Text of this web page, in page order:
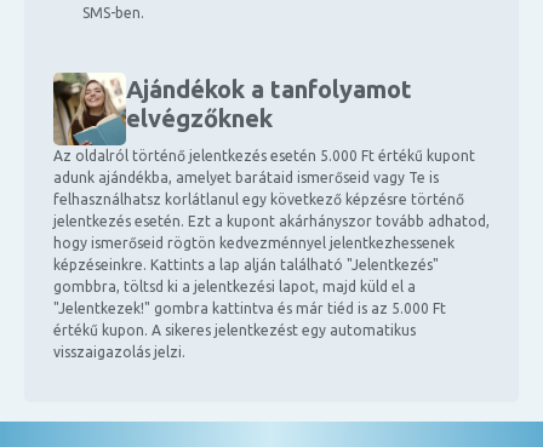
SMS-ben.
Ajándékok a tanfolyamot
elvégzőknek
Az oldalról történő jelentkezés esetén 5.000 Ft értékű kupont
adunk ajándékba, amelyet barátaid ismerőseid vagy Te is
felhasználhatsz korlátlanul egy következő képzésre történő
jelentkezés esetén. Ezt a kupont akárhányszor tovább adhatod,
hogy ismerőseid rögtön kedvezménnyel jelentkezhessenek
képzéseinkre. Kattints a lap alján található "Jelentkezés"
gombbra, töltsd ki a jelentkezési lapot, majd küld el a
"Jelentkezek!" gombra kattintva és már tiéd is az 5.000 Ft
értékű kupon. A sikeres jelentkezést egy automatikus
visszaigazolás jelzi.